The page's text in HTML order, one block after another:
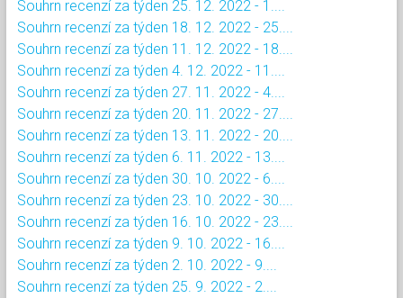
Souhrn recenzí za týden 25. 12. 2022 - 1....
Souhrn recenzí za týden 18. 12. 2022 - 25....
Souhrn recenzí za týden 11. 12. 2022 - 18....
Souhrn recenzí za týden 4. 12. 2022 - 11....
Souhrn recenzí za týden 27. 11. 2022 - 4....
Souhrn recenzí za týden 20. 11. 2022 - 27....
Souhrn recenzí za týden 13. 11. 2022 - 20....
Souhrn recenzí za týden 6. 11. 2022 - 13....
Souhrn recenzí za týden 30. 10. 2022 - 6....
Souhrn recenzí za týden 23. 10. 2022 - 30....
Souhrn recenzí za týden 16. 10. 2022 - 23....
Souhrn recenzí za týden 9. 10. 2022 - 16....
Souhrn recenzí za týden 2. 10. 2022 - 9....
Souhrn recenzí za týden 25. 9. 2022 - 2....